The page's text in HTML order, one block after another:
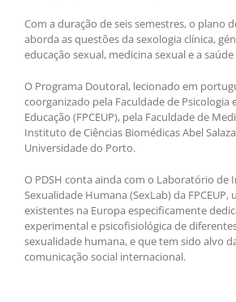
Com a duração de seis semestres, o plano
aborda as questões da sexologia clínica,
educação sexual, medicina sexual e a
O Programa Doutoral, lecionado em
coorganizado pela Faculdade de Psicologia
Educação (FPCEUP), pela Faculdade de
Instituto de Ciências Biomédicas Abel
Universidade do Porto.
O PDSH conta ainda com o Laboratório de
Sexualidade Humana (SexLab) da
existentes na Europa especificamente
experimental e psicofisiológica de
sexualidade humana, e que tem sido alvo
comunicação social internacional.